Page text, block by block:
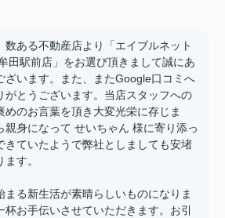
数ある不動産店より「エイブルネット
田駅前店」をお選び頂きまして誠にあ
ざいます。また、またGoogle口コミへ
がとうございます。当店スタッフへの
めのお言葉を頂き大変光栄に存じま
親身になって せいちゃん 様に寄り添っ
きていたようで弊社としましても安堵
す。
まる新生活が素晴らしいものになりま
杯お手伝いさせていただきます。お引